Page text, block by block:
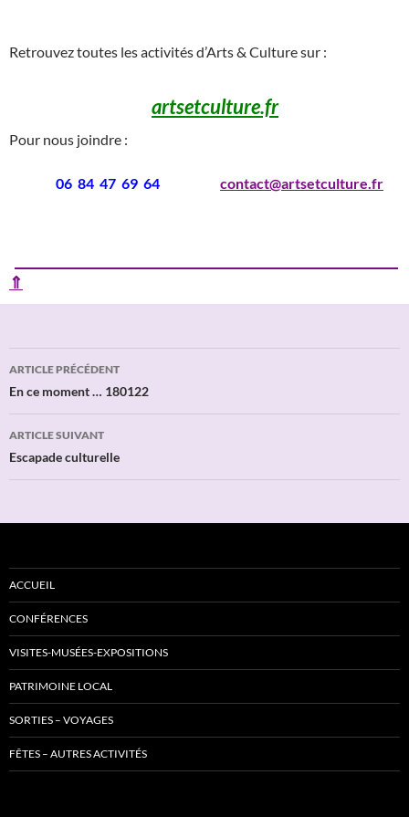
Retrouvez toutes les activités d’Arts & Culture sur :
artsetculture.fr
Pour nous joindre :
06 84 47 69 64 contact@artsetculture.fr
⇑
Navigation
des
articles
ARTICLE PRÉCÉDENT
En ce moment … 180122
ARTICLE SUIVANT
Escapade culturelle
ACCUEIL
CONFÉRENCES
VISITES-MUSÉES-EXPOSITIONS
PATRIMOINE LOCAL
SORTIES – VOYAGES
FÊTES – AUTRES ACTIVITÉS